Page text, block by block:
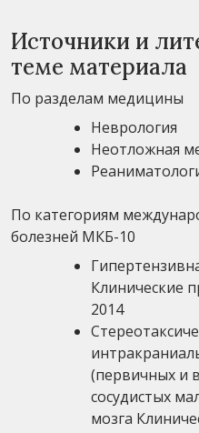
Источники и
теме материала
По разделам медицины
Неврология
Неотложная
По категориям
болезней МКБ-10
Клинические
2014
(первичных и
сосудистых
мозга